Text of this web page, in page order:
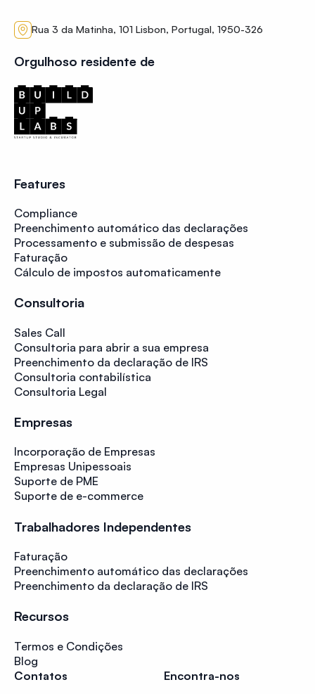
Rua 3 da Matinha, 101 Lisbon, Portugal, 1950-326
Orgulhoso residente de
Features
Compliance
Preenchimento automático das declarações
Processamento e submissão de despesas
Faturação
Cálculo de impostos automaticamente
Consultoria
Sales Call
Consultoria para abrir a sua empresa
Preenchimento da declaração de IRS
Consultoria contabilística
Consultoria Legal
Empresas
Incorporação de Empresas
Empresas Unipessoais
Suporte de PME
Suporte de e-commerce
Trabalhadores Independentes
Faturação
Preenchimento automático das declarações
Preenchimento da declaração de IRS
Recursos
Termos e Condições
Blog
Contatos
Encontra-nos